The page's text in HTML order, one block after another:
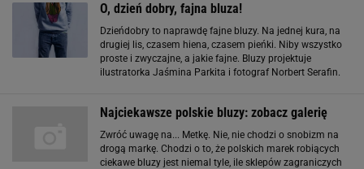
O, dzień dobry, fajna bluza!
Dzieńdobry to naprawdę fajne bluzy. Na jednej kura, na
drugiej lis, czasem hiena, czasem pieńki. Niby wszystko
proste i zwyczajne, a jakie fajne. Bluzy projektuje
ilustratorka Jaśmina Parkita i fotograf Norbert Serafin.
Najciekawsze polskie bluzy: zobacz galerię
Zwróć uwagę na... Metkę. Nie, nie chodzi o snobizm na
drogą markę. Chodzi o to, że polskich marek robiących
ciekawe bluzy jest niemal tyle, ile sklepów zagraniczych